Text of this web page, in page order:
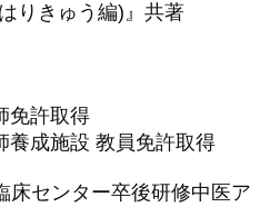
りきゅう編)』共著
免許取得
成施設 教員免許取得
床センター卒後研修中医ア